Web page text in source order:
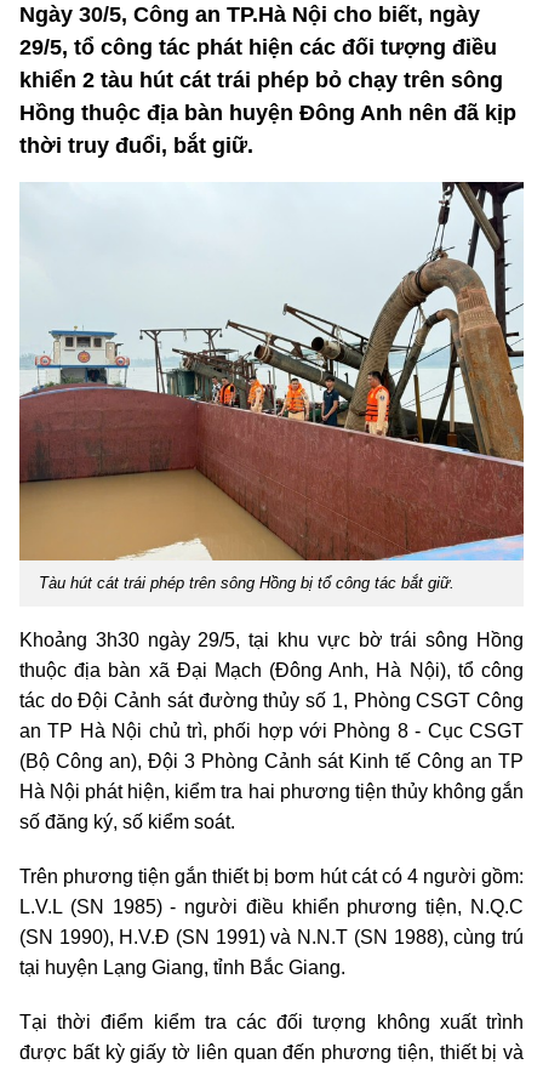
Ngày 30/5, Công an TP.Hà Nội cho biết, ngày
29/5, tổ công tác phát hiện các đối tượng điều
khiển 2 tàu hút cát trái phép bỏ chạy trên sông
Hồng thuộc địa bàn huyện Đông Anh nên đã kịp
thời truy đuổi, bắt giữ.
Tàu hút cát trái phép trên sông Hồng bị tổ công tác bắt giữ.
Khoảng 3h30 ngày 29/5, tại khu vực bờ trái sông Hồng
thuộc địa bàn xã Đại Mạch (Đông Anh, Hà Nội), tổ công
tác do Đội Cảnh sát đường thủy số 1, Phòng CSGT Công
an TP Hà Nội chủ trì, phối hợp với Phòng 8 - Cục CSGT
(Bộ Công an), Đội 3 Phòng Cảnh sát Kinh tế Công an TP
Hà Nội phát hiện, kiểm tra hai phương tiện thủy không gắn
số đăng ký, số kiểm soát.
Trên phương tiện gắn thiết bị bơm hút cát có 4 người gồm:
L.V.L (SN 1985) - người điều khiển phương tiện, N.Q.C
(SN 1990), H.V.Đ (SN 1991) và N.N.T (SN 1988), cùng trú
tại huyện Lạng Giang, tỉnh Bắc Giang.
Tại thời điểm kiểm tra các đối tượng không xuất trình
được bất kỳ giấy tờ liên quan đến phương tiện, thiết bị và